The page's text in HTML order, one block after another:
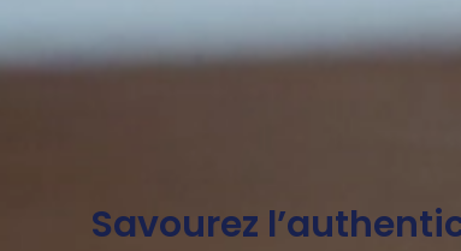
Savourez